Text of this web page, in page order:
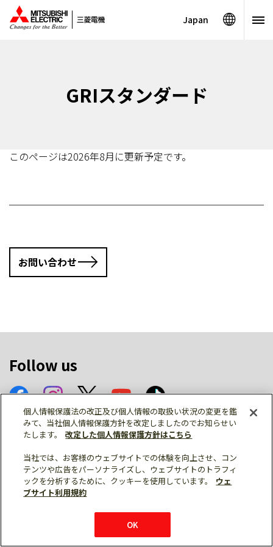
Japan
GRIスタンダード
このページは2026年8月に更新予定です。
お問い合わせ
Follow us
ソーシャルメディア公式アカウント一覧
個人情報保護 利用規約
総合サイトマップ
© Mitsubishi Electric Corporation
個人情報保護法の改正及び個人情報の取扱い状況の変更を鑑
みて、当社個人情報保護方針を改定しましたのでお知らせい
たします。
改定した個人情報保護方針はこちら
当社では、お客様のウェブサイトでの体験を向上させ、コン
テンツや広告をパーソナライズし、ウェブサイトのトラフィ
ックを分析するために、クッキーを使用しています。
ウェ
ブサイト利用規約
OK